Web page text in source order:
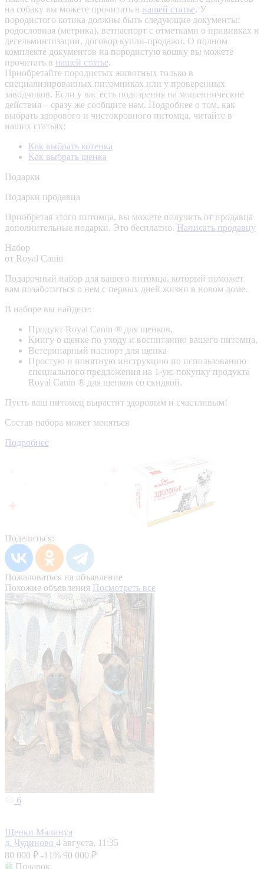
на собаку вы можете прочитать в нашей статье. У
породистого котика должны быть следующие документы:
родословная (метрика), ветпаспорт с отметками о прививках и
дегельминтизации, договор купли-продажи. О полном
комплекте документов на породистую кошку вы можете
прочитать в нашей статье.
Приобретайте породистых животных только в
специализированных питомниках или у проверенных
заводчиков. Если у вас есть подозрения на мошеннические
действия – сразу же сообщите нам. Подробнее о том, как
выбрать здорового и чистокровного питомца, читайте в
наших статьях:
Как выбрать котенка
Как выбрать щенка
Подарки
Подарки продавца
Приобретая этого питомца, вы можете получить от продавца
дополнительные подарки. Это бесплатно. Написать продавцу
Набор
от Royal Canin
Подарочный набор для вашего питомца, который поможет
вам позаботиться о нем с первых дней жизни в новом доме.
В наборе вы найдете:
Продукт Royal Canin ® для щенков,
Книгу о щенке по уходу и воспитанию вашего питомца,
Ветеринарный паспорт для щенка
Простую и понятную инструкцию по использованию
специального предложения на 1-ую покупку продукта
Royal Canin ® для щенков со скидкой.
Пусть ваш питомец вырастит здоровым и счастливым!
Состав набора может меняться
Подробнее
Поделиться:
Пожаловаться на объявление
Похожие объявления Посмотреть все
6
Щенки Малинуа
д. Чудиново 4 августа, 11:35
80 000 ₽ -11% 90 000 ₽
Подарок